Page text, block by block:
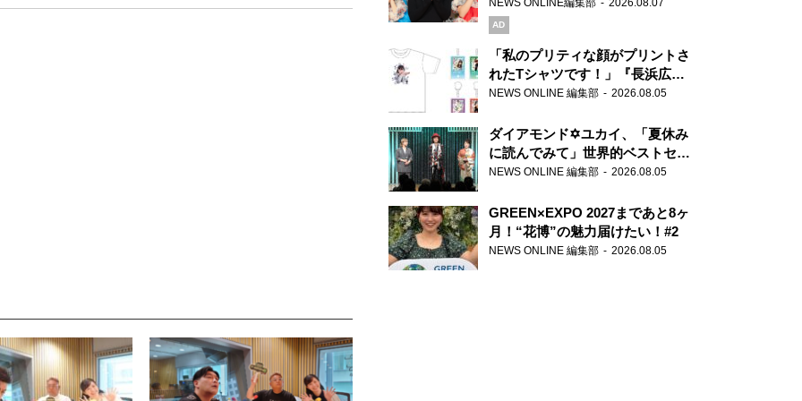
NEWS ONLINE編集部 2026.08.07
AD
「私のプリティな顔がプリントさ
れたTシャツです！」『長浜広奈
天下無双』初の番組グッズ発売
NEWS ONLINE 編集部 2026.08.05
ダイアモンド✡ユカイ、「夏休み
に読んでみて」世界的ベストセラ
ー『アナスタシア』を紹介
NEWS ONLINE 編集部 2026.08.05
GREEN×EXPO 2027まであと8ヶ
月！“花博”の魅力届けたい！#2
NEWS ONLINE 編集部 2026.08.05